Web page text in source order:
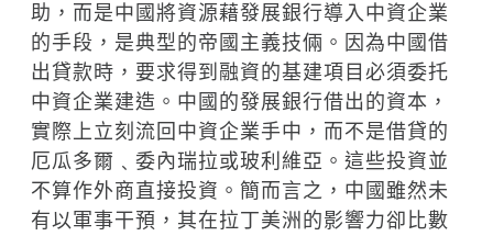
助，而是中國將資源藉發展銀行導入中資企業
的手段，是典型的帝國主義技倆。因為中國借
出貸款時，要求得到融資的基建項目必須委托
中資企業建造。中國的發展銀行借出的資本，
實際上立刻流回中資企業手中，而不是借貸的
厄瓜多爾﹑委內瑞拉或玻利維亞。這些投資並
不算作外商直接投資。簡而言之，中國雖然未
有以軍事干預，其在拉丁美洲的影響力卻比數